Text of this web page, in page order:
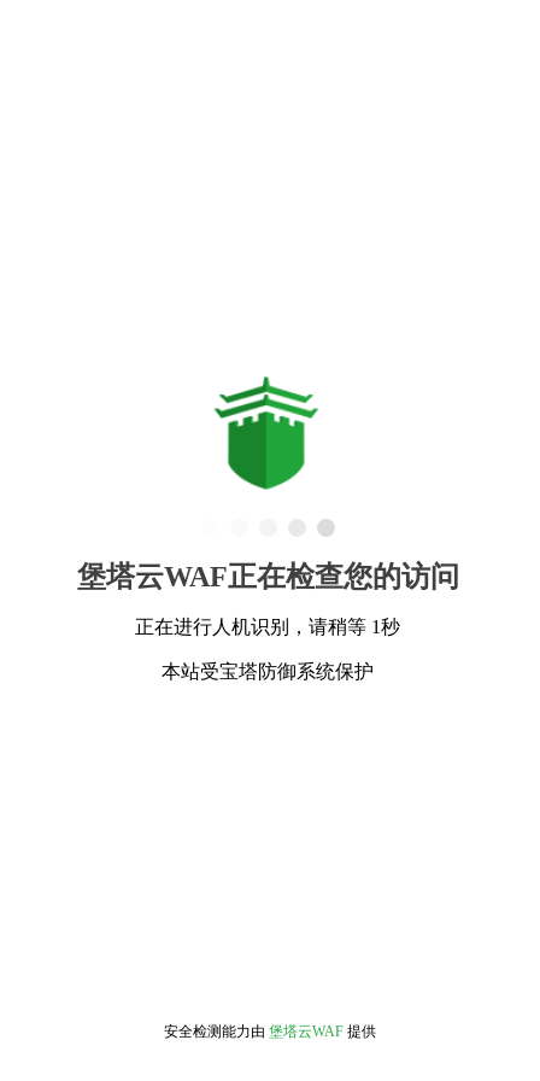
堡塔云WAF正在检查您的访问
正在进行人机识别，请稍等 1秒
本站受宝塔防御系统保护
安全检测能力由 堡塔云WAF 提供